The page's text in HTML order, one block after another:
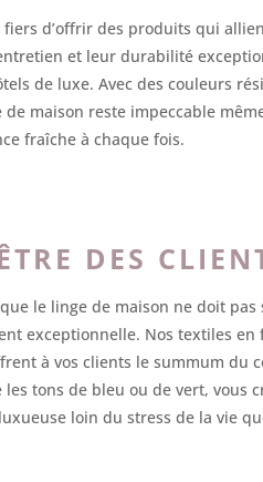
fiers d’offrir des produits qui
et leur durabilité
de luxe. Avec des couleurs
maison reste impeccable
fraîche à chaque fois.
DES
le linge de maison ne doit
exceptionnelle. Nos textiles
à vos clients le summum du
tons de bleu ou de vert, vous
loin du stress de la vie